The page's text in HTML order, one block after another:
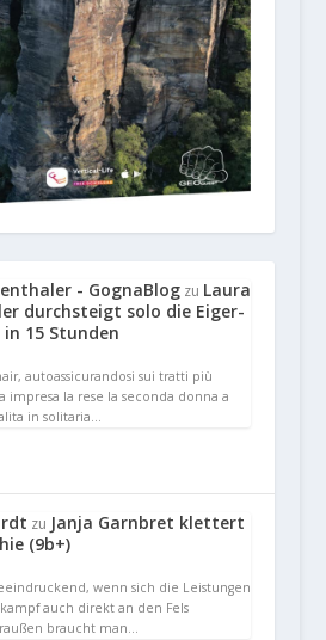
- GognaBlogzu Laura
durchsteigt solo die Eiger-
15 Stunden
autoassicurandosi sui tratti più
impresa la rese la seconda donna a
in solitaria…
zu Janja Garnbret klettert
(9b+)
wenn sich die Leistungen
auch direkt an den Fels
braucht man…